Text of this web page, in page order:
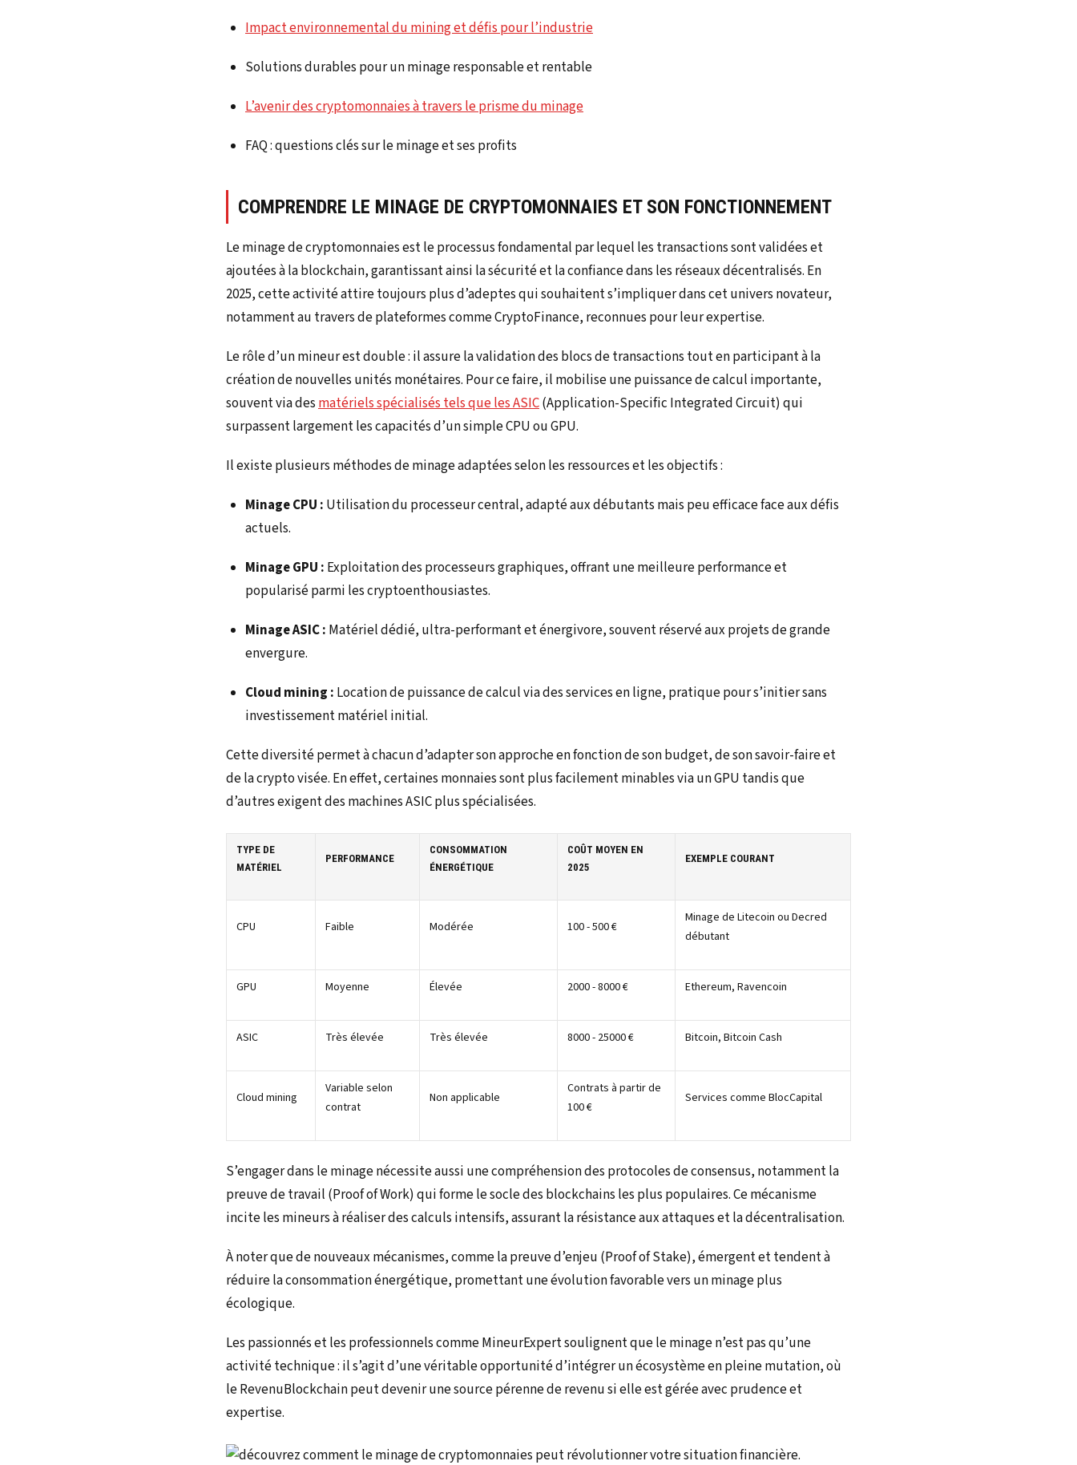
Impact environnemental du mining et défis pour l’industrie
Solutions durables pour un minage responsable et rentable
L’avenir des cryptomonnaies à travers le prisme du minage
FAQ : questions clés sur le minage et ses profits
COMPRENDRE LE MINAGE DE CRYPTOMONNAIES ET SON FONCTIONNEMENT
Le minage de cryptomonnaies est le processus fondamental par lequel les transactions sont validées et
ajoutées à la blockchain, garantissant ainsi la sécurité et la confiance dans les réseaux décentralisés. En
2025, cette activité attire toujours plus d’adeptes qui souhaitent s’impliquer dans cet univers novateur,
notamment au travers de plateformes comme CryptoFinance, reconnues pour leur expertise.
Le rôle d’un mineur est double : il assure la validation des blocs de transactions tout en participant à la
création de nouvelles unités monétaires. Pour ce faire, il mobilise une puissance de calcul importante,
souvent via desmatériels spécialisés tels que les ASIC(Application-Specific Integrated Circuit) qui
surpassent largement les capacités d’un simple CPU ou GPU.
Il existe plusieurs méthodes de minage adaptées selon les ressources et les objectifs :
Minage CPU : Utilisation du processeur central, adapté aux débutants mais peu efficace face aux défis
actuels.
Minage GPU : Exploitation des processeurs graphiques, offrant une meilleure performance et
popularisé parmi les cryptoenthousiastes.
Minage ASIC : Matériel dédié, ultra-performant et énergivore, souvent réservé aux projets de grande
envergure.
Cloud mining : Location de puissance de calcul via des services en ligne, pratique pour s’initier sans
investissement matériel initial.
Cette diversité permet à chacun d’adapter son approche en fonction de son budget, de son savoir-faire et
de la crypto visée. En effet, certaines monnaies sont plus facilement minables via un GPU tandis que
d’autres exigent des machines ASIC plus spécialisées.
TYPE DE
MATÉRIEL
PERFORMANCE
CONSOMMATION
ÉNERGÉTIQUE
COÛT MOYEN EN
2025
EXEMPLE COURANT
CPU Faible Modérée 100 - 500 €
Minage de Litecoin ou Decred
débutant
GPU Moyenne Élevée 2000 - 8000 € Ethereum, Ravencoin
ASIC Très élevée Très élevée 8000 - 25000 € Bitcoin, Bitcoin Cash
Cloud mining
Variable selon
contrat
Non applicable
Contrats à partir de
100 €
Services comme BlocCapital
S’engager dans le minage nécessite aussi une compréhension des protocoles de consensus, notamment la
preuve de travail (Proof of Work) qui forme le socle des blockchains les plus populaires. Ce mécanisme
incite les mineurs à réaliser des calculs intensifs, assurant la résistance aux attaques et la décentralisation.
À noter que de nouveaux mécanismes, comme la preuve d’enjeu (Proof of Stake), émergent et tendent à
réduire la consommation énergétique, promettant une évolution favorable vers un minage plus
écologique.
Les passionnés et les professionnels comme MineurExpert soulignent que le minage n’est pas qu’une
activité technique : il s’agit d’une véritable opportunité d’intégrer un écosystème en pleine mutation, où
le RevenuBlockchain peut devenir une source pérenne de revenu si elle est gérée avec prudence et
expertise.